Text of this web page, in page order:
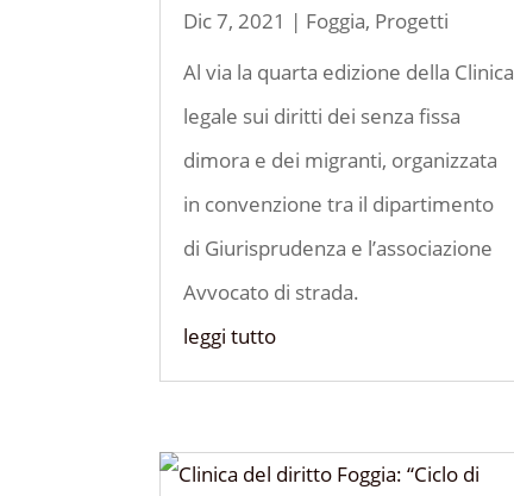
Dic 7, 2021 | Foggia, Progetti
Al via la quarta edizione della Clinica
legale sui diritti dei senza fissa
dimora e dei migranti, organizzata
in convenzione tra il dipartimento
di Giurisprudenza e l’associazione
Avvocato di strada.
leggi tutto